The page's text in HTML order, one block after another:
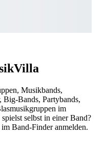
Musikbands,
Big-Bands, Partybands,
im
selbst in einer Band?
Band-Finder anmelden.